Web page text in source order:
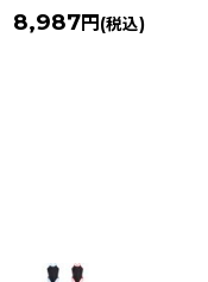
8,987円 (税込)